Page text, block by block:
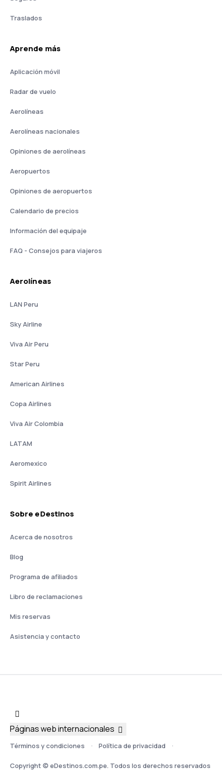
Traslados
Aprende más
Aplicación móvil
Radar de vuelo
Aerolíneas
Aerolíneas nacionales
Opiniones de aerolíneas
Aeropuertos
Opiniones de aeropuertos
Calendario de precios
Información del equipaje
FAQ - Consejos para viajeros
Aerolíneas
LAN Peru
Sky Airline
Viva Air Peru
Star Peru
American Airlines
Copa Airlines
Viva Air Colombia
LATAM
Aeromexico
Spirit Airlines
Sobre eDestinos
Acerca de nosotros
Blog
Programa de afiliados
Libro de reclamaciones
Mis reservas
Asistencia y contacto
Términos y condiciones Política de privacidad
Copyright © eDestinos.com.pe. Todos los derechos reservados
Páginas web internacionales